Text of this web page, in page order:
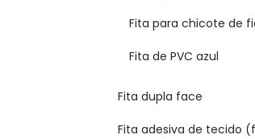
Fita para chicote de
Fita de PVC azul
Fita dupla face
Fita adesiva de tecido